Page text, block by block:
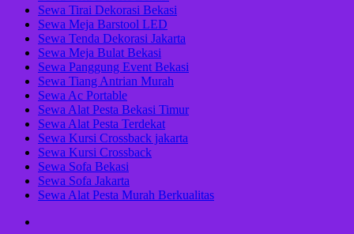
Sewa Tirai Dekorasi Bekasi
Sewa Meja Barstool LED
Sewa Tenda Dekorasi Jakarta
Sewa Meja Bulat Bekasi
Sewa Panggung Event Bekasi
Sewa Tiang Antrian Murah
Sewa Ac Portable
Sewa Alat Pesta Bekasi Timur
Sewa Alat Pesta Terdekat
Sewa Kursi Crossback jakarta
Sewa Kursi Crossback
Sewa Sofa Bekasi
Sewa Sofa Jakarta
Sewa Alat Pesta Murah Berkualitas